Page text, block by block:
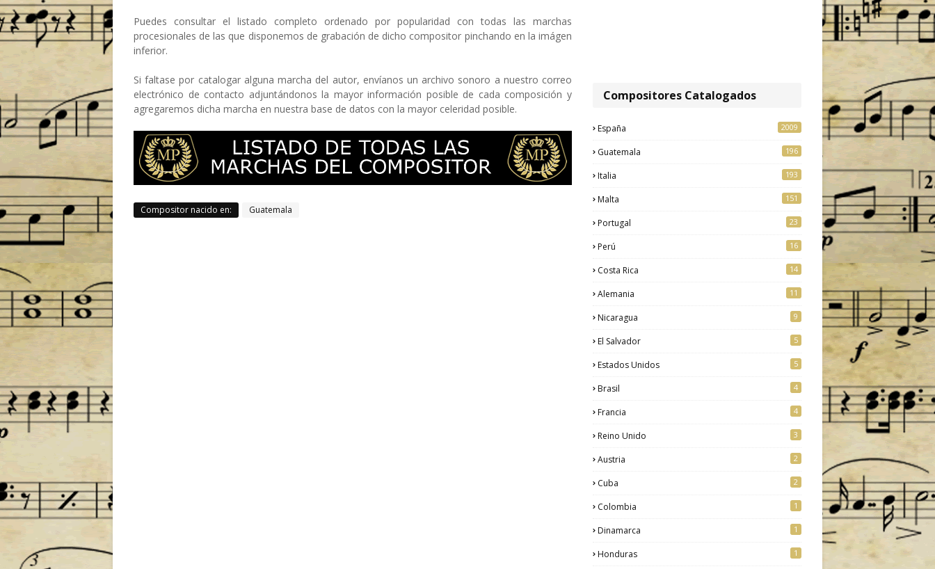
Puedes consultar el listado completo ordenado por popularidad con todas las marchas
procesionales de las que disponemos de grabación de dicho compositor pinchando en la imágen
inferior.
Si faltase por catalogar alguna marcha del autor, envíanos un archivo sonoro a nuestro correo
electrónico de contacto adjuntándonos la mayor información posible de cada composición y
agregaremos dicha marcha en nuestra base de datos con la mayor celeridad posible.
Compositor nacido en: Guatemala
Compositores Catalogados
España 2009
Guatemala 196
Italia 193
Malta 151
Portugal 23
Perú 16
Costa Rica 14
Alemania 11
Nicaragua 9
El Salvador 5
Estados Unidos 5
Brasil 4
Francia 4
Reino Unido 3
Austria 2
Cuba 2
Colombia 1
Dinamarca 1
Honduras 1